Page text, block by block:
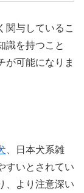
関与しているこ
識を持つこと
が可能になりま
、日本犬系雑
すいとされてい
、より注意深い